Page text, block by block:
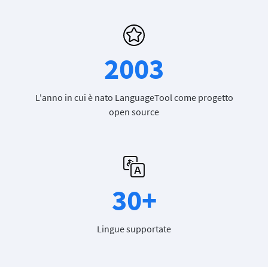
2003
L'anno in cui è nato LanguageTool come progetto
open source
30+
Lingue supportate